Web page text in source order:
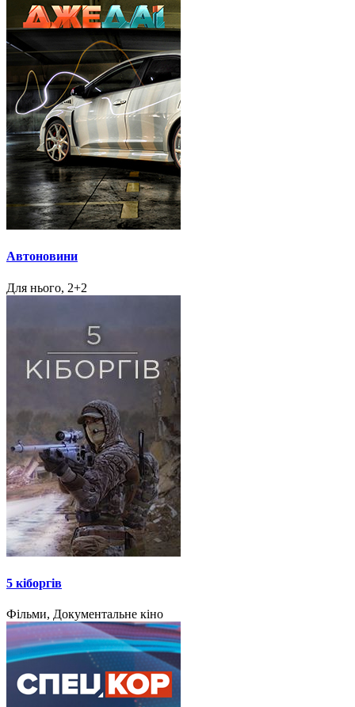
Автоновини
Для нього, 2+2
5 кіборгів
Фільми, Документальне кіно